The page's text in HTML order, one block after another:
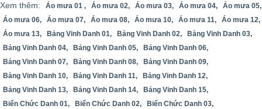
Xem thêm: Áo mưa 01 , Áo mưa 02, Áo mưa 03, Áo mưa 04,
Áo mưa 05,
Áo mưa 06,
Áo mưa 07, Áo mưa 08, Áo mưa 10, Áo mưa 11,
Áo mưa 12,
Áo mưa 13,
Bảng Vinh Danh 01, Bảng Vinh Danh 02,
Bảng Vinh Danh 03,
Bảng Vinh Danh 04,
Bảng Vinh Danh 05,
Bảng Vinh Danh 06,
Bảng Vinh Danh 07,
Bảng Vinh Danh 08,
Bảng Vinh Danh 09,
Bảng Vinh Danh 10,
Bảng Vinh Danh 11,
Bảng Vinh Danh 12,
Bảng Vinh Danh 13,
Bảng Vinh Danh 14,
Bảng Vinh Danh 15,
Biển Chức Danh 01,
Biển Chức Danh 02,
Biển Chức Danh 03,